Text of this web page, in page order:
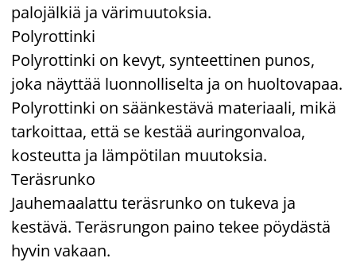
palojälkiä ja värimuutoksia.
Polyrottinki
Polyrottinki on kevyt, synteettinen punos,
joka näyttää luonnolliselta ja on huoltovapaa.
Polyrottinki on säänkestävä materiaali, mikä
tarkoittaa, että se kestää auringonvaloa,
kosteutta ja lämpötilan muutoksia.
Teräsrunko
Jauhemaalattu teräsrunko on tukeva ja
kestävä. Teräsrungon paino tekee pöydästä
hyvin vakaan.